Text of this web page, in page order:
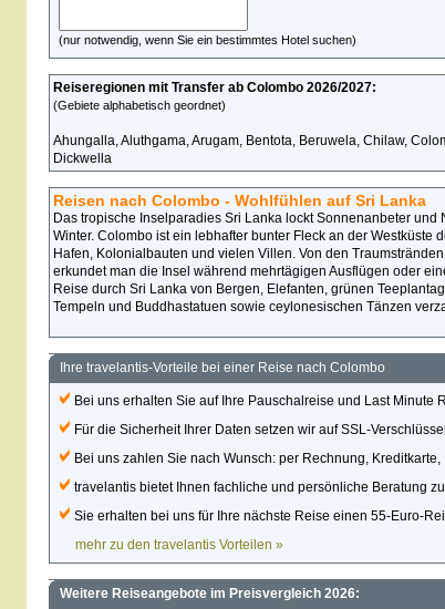
(nur notwendig, wenn Sie ein bestimmtes Hotel suchen)
Reiseregionen mit Transfer ab Colombo 2026/2027:
(Gebiete alphabetisch geordnet)
Ahungalla, Aluthgama, Arugam, Bentota, Beruwela, Chilaw,
Dickwella
Reisen nach Colombo - Wohlfühlen auf Sri Lanka
Das tropische Inselparadies Sri Lanka lockt Sonnenanbeter
Winter. Colombo ist ein lebhafter bunter Fleck an der Westküste
Hafen, Kolonialbauten und vielen Villen. Von den
erkundet man die Insel während mehrtägigen Ausflügen oder
Reise durch Sri Lanka von Bergen, Elefanten, grünen
Tempeln und Buddhastatuen sowie ceylonesischen Tänzen
Ihre travelantis-Vorteile bei einer Reise nach Colombo
Bei uns erhalten Sie auf Ihre Pauschalreise und Last Minute
Für die Sicherheit Ihrer Daten setzen wir auf SSL-
Bei uns zahlen Sie nach Wunsch: per Rechnung,
travelantis bietet Ihnen fachliche und persönliche Beratung
Sie erhalten bei uns für Ihre nächste Reise einen 55-Euro-
mehr zu den travelantis Vorteilen »
Weitere Reiseangebote im Preisvergleich 2026: